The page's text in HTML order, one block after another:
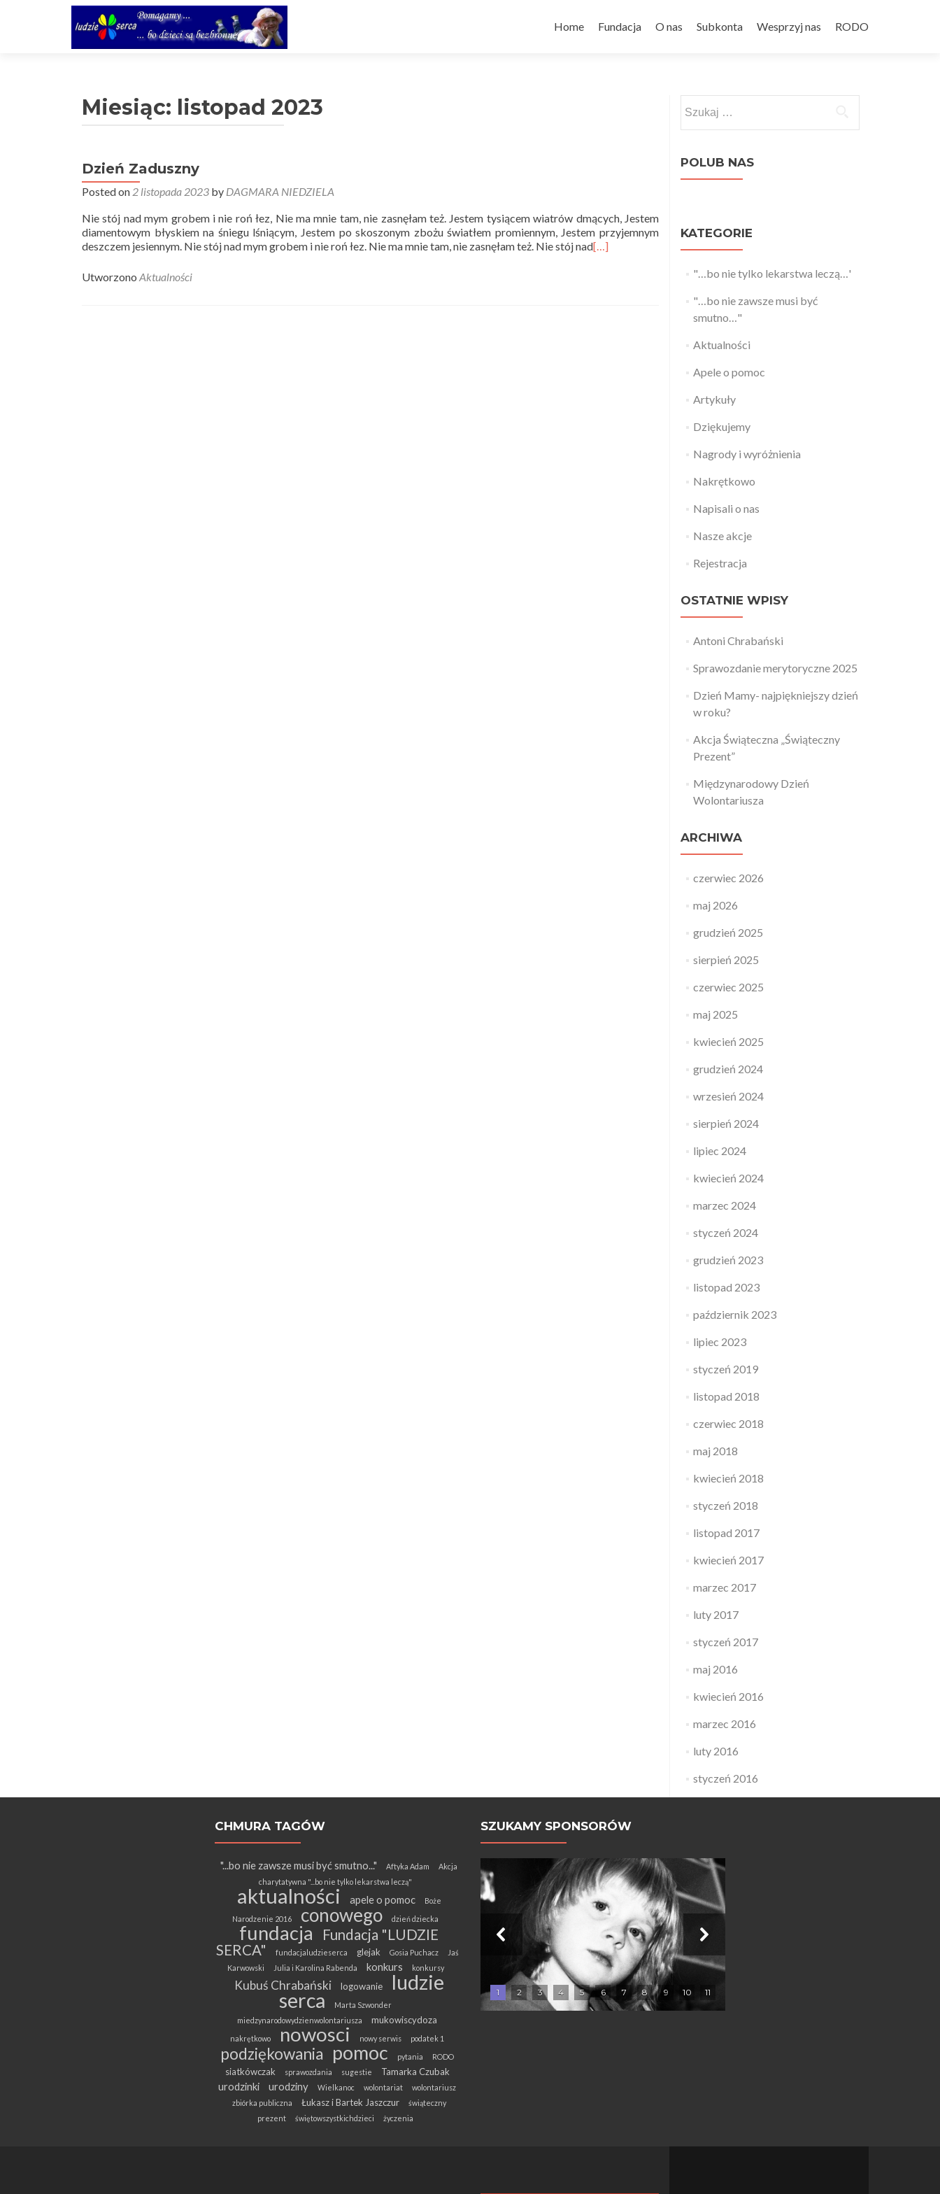
to
Home Fundacja O nas Subkonta Wesprzyj nas RODO
Miesiąc: listopad 2023
Dzień Zaduszny
Posted on 2 listopada 2023 by DAGMARA NIEDZIELA
Nie stój nad mym grobem i nie roń łez, Nie ma mnie tam, nie zasnęłam też. Jestem tysiącem wiatrów dmących, Jestem
diamentowym błyskiem na śniegu lśniącym, Jestem po skoszonym zbożu światłem promiennym, Jestem przyjemnym
deszczem jesiennym. Nie stój nad mym grobem i nie roń łez. Nie ma mnie tam, nie zasnęłam też. Nie stój nad[…]
Utworzono Aktualności
POLUB NAS
KATEGORIE
"…bo nie tylko lekarstwa leczą…'
"…bo nie zawsze musi być
smutno…"
Aktualności
Apele o pomoc
Artykuły
Dziękujemy
Nagrody i wyróżnienia
Nakrętkowo
Napisali o nas
Nasze akcje
Rejestracja
OSTATNIE WPISY
Antoni Chrabański
Sprawozdanie merytoryczne 2025
Dzień Mamy- najpiękniejszy dzień
w roku?
Akcja Świąteczna „Świąteczny
Prezent”
Międzynarodowy Dzień
Wolontariusza
ARCHIWA
czerwiec 2026
maj 2026
grudzień 2025
sierpień 2025
czerwiec 2025
maj 2025
kwiecień 2025
grudzień 2024
wrzesień 2024
sierpień 2024
lipiec 2024
kwiecień 2024
marzec 2024
styczeń 2024
grudzień 2023
listopad 2023
październik 2023
lipiec 2023
styczeń 2019
listopad 2018
czerwiec 2018
maj 2018
kwiecień 2018
styczeń 2018
listopad 2017
kwiecień 2017
marzec 2017
luty 2017
styczeń 2017
maj 2016
kwiecień 2016
marzec 2016
luty 2016
styczeń 2016
CHMURA TAGÓW
"...bo nie zawsze musi być smutno..." Aftyka Adam
Akcja
charytatywna "...bo nie tylko lekarstwa leczą"
aktualności apele o pomoc
Boże
Narodzenie 2016
conowego dzień dziecka
fundacja
Fundacja "LUDZIE
SERCA"
fundacjaludzieserca glejak Gosia Puchacz
Jaś
Karwowski
Julia i Karolina Rabenda konkurs konkursy
Kubuś Chrabański logowanie ludzie
serca
Marta Szwonder
miedzynarodowydzienwolontariusza
mukowiscydoza
nakrętkowo nowosci nowy serwis podatek 1
podziękowania pomoc pytania RODO
siatkówczak sprawozdania sugestie Tamarka Czubak
urodzinki urodziny Wielkanoc wolontariat
wolontariusz
zbiórka publiczna
Łukasz i Bartek Jaszczur
świąteczny
prezent
świętowszystkichdzieci życzenia
SZUKAMY SPONSORÓW
1 2 3 4 5 6 7 8 9 10 11